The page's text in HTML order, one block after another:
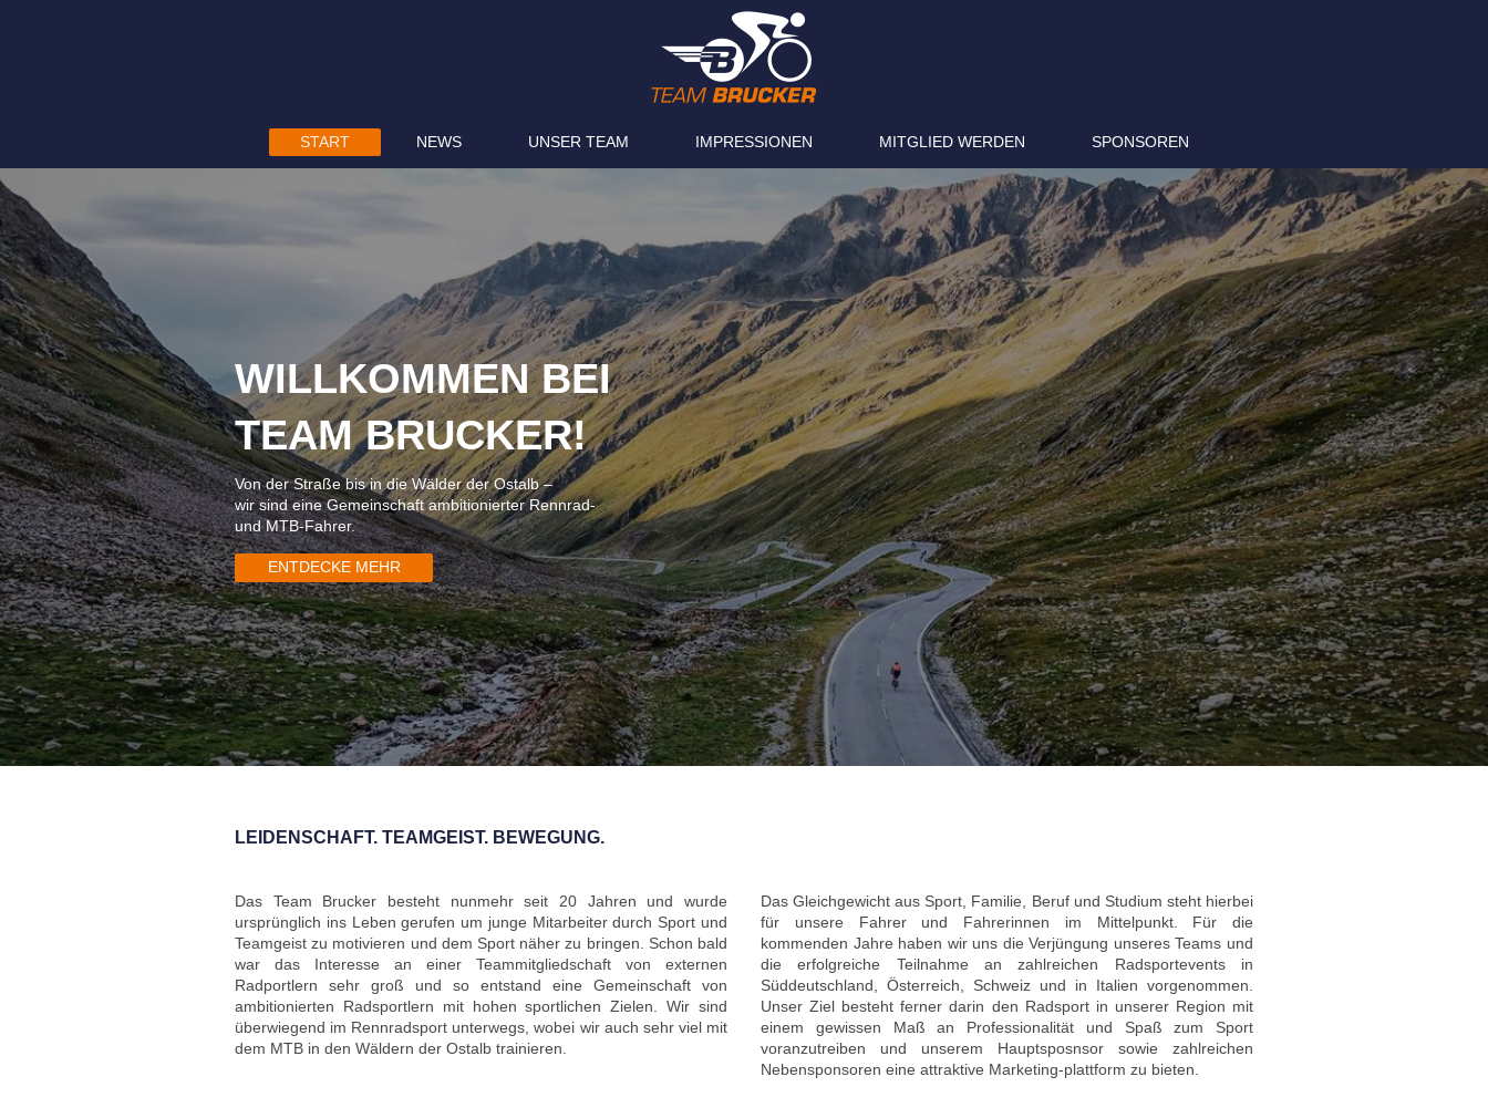
START NEWS UNSER TEAM IMPRESSIONEN MITGLIED WERDEN SPONSOREN
WILLKOMMEN BEI
TEAM BRUCKER!
Von der Straße bis in die Wälder der Ostalb –
wir sind eine Gemeinschaft ambitionierter Rennrad-
und MTB-Fahrer.
ENTDECKE MEHR
LEIDENSCHAFT. TEAMGEIST. BEWEGUNG.
Das Team Brucker besteht nunmehr seit 20 Jahren und wurde
ursprünglich ins Leben gerufen um junge Mitarbeiter durch Sport und
Teamgeist zu motivieren und dem Sport näher zu bringen. Schon bald
war das Interesse an einer Teammitgliedschaft von externen
Radportlern sehr groß und so entstand eine Gemeinschaft von
ambitionierten Radsportlern mit hohen sportlichen Zielen. Wir sind
überwiegend im Rennradsport unterwegs, wobei wir auch sehr viel mit
dem MTB in den Wäldern der Ostalb trainieren.
Das Gleichgewicht aus Sport, Familie, Beruf und Studium steht hierbei
für unsere Fahrer und Fahrerinnen im Mittelpunkt. Für die
kommenden Jahre haben wir uns die Verjüngung unseres Teams und
die erfolgreiche Teilnahme an zahlreichen Radsportevents in
Süddeutschland, Österreich, Schweiz und in Italien vorgenommen.
Unser Ziel besteht ferner darin den Radsport in unserer Region mit
einem gewissen Maß an Professionalität und Spaß zum Sport
voranzutreiben und unserem Hauptsposnsor sowie zahlreichen
Nebensponsoren eine attraktive Marketing-plattform zu bieten.